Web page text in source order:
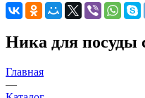
Ника для посуды
Главная
—